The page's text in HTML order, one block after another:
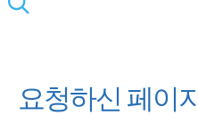
요청하신 페이